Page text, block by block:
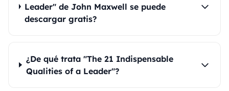
Leader" de John Maxwell se puede
descargar gratis?
¿De qué trata "The 21 Indispensable
Qualities of a Leader"?